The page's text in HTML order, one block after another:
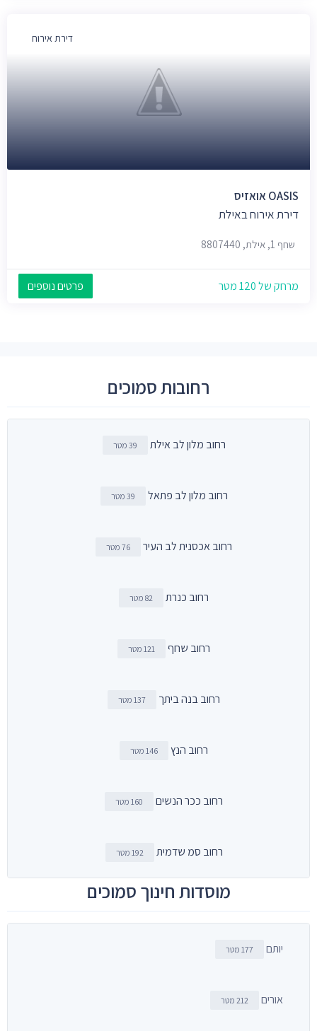
דירת אירוח
OASIS אואזיס
דירת אירוח באילת
שחף 1, אילת, 8807440
מרחק של 120 מטר פרטים נוספים
רחובות סמוכים
רחוב מלון לב אילת 39 מטר
רחוב מלון לב פתאל 39 מטר
רחוב אכסנית לב העיר 76 מטר
רחוב כנרת 82 מטר
רחוב שחף 121 מטר
רחוב בנה ביתך 137 מטר
רחוב הנץ 146 מטר
רחוב ככר הנשים 160 מטר
רחוב סמ שדמית 192 מטר
מוסדות חינוך סמוכים
יותם 177 מטר
אורים 212 מטר